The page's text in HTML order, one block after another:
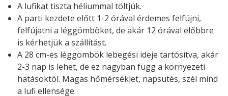
A lufikat tiszta héliummal töltjük.
A parti kezdete előtt 1-2 órával érdemes felfújni,
felfújatni a léggömböket, de akár 12 órával előbbre
is kérhetjük a szállítást.
A 28 cm-es léggömbök lebegési ideje tartósítva, akár
2-3 nap is lehet, de ez nagyban függ a környezeti
hatásoktól. Magas hőmérséklet, napsütés, szél mind
a lufi ellensége.